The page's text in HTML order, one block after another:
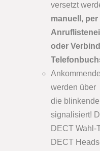
versetzt
manuell,
oder
werden über
die
signalisiert!
DECT Wahl-
DECT